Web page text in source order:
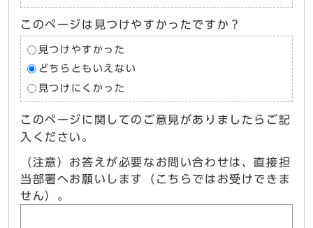
このページは見つけやすかったですか？
見つけやすかった
どちらともいえない
見つけにくかった
このページに関してのご意見がありましたらご記
入ください。
（注意）お答えが必要なお問い合わせは、直接担
当部署へお願いします（こちらではお受けできま
せん）。